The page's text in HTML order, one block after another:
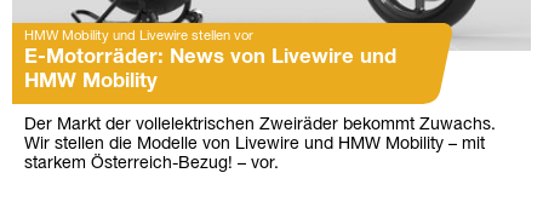
HMW Mobility und Livewire stellen vor
E-Motorräder: News von Livewire und
HMW Mobility
Der Markt der vollelektrischen Zweiräder bekommt Zuwachs.
Wir stellen die Modelle von Livewire und HMW Mobility – mit
starkem Österreich-Bezug! – vor.